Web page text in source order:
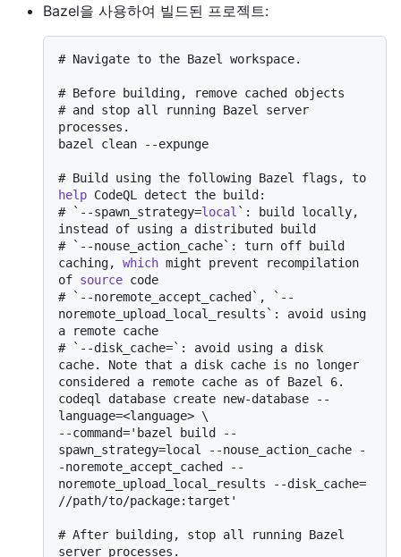
Bazel을 사용하여 빌드된 프로젝트:
# Navigate to the Bazel workspace.
# Before building, remove cached objects
# and stop all running Bazel server
processes.
#
help CodeQL detect the build:
#
`--spawn_strategy=local `: build locally,
instead of using a distributed build
#
`--nouse_action_cache`: turn off build
caching, which might prevent recompilation
of source code
#
`--noremote_accept_cached`, `--
noremote_upload_local_results`: avoid using
a remote cache
#
`--disk_cache=`: avoid using a disk
cache. Note that a disk cache is no longer
considered a remote cache as of Bazel 6.
codeql database create new-database --
language=<language> \
--command='bazel build --
spawn_strategy=local --nouse_action_cache -
-noremote_accept_cached --
noremote_upload_local_results --disk_cache=
# After building, stop all running Bazel
server processes.